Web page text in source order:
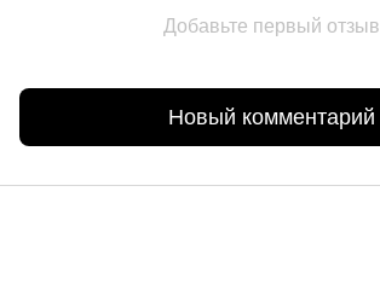
Добавьте первый отзыв
Новый комментарий